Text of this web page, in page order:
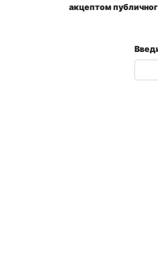
акцептом